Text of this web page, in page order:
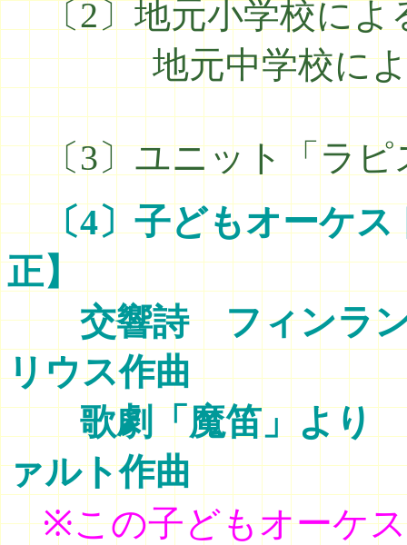
〔2〕地元小学校によ
地元中学校による
〔3〕ユニット「ラピ
〔4〕子どもオーケ
正】
交響詩 フィ
リウス作曲
歌劇「魔笛」
ァルト作曲
※この子どもオーケ